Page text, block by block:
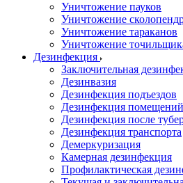
Уничтожение пауков
Уничтожение
Уничтожение тараканов
Уничтожение
Дезинфекция
Заключительная
Дезинвазия
Дезинфекция подъездов
Дезинфекция помещений
Дезинфекция после
Дезинфекция транспорта
Демеркуризация
Камерная дезинфекция
Профилактическая